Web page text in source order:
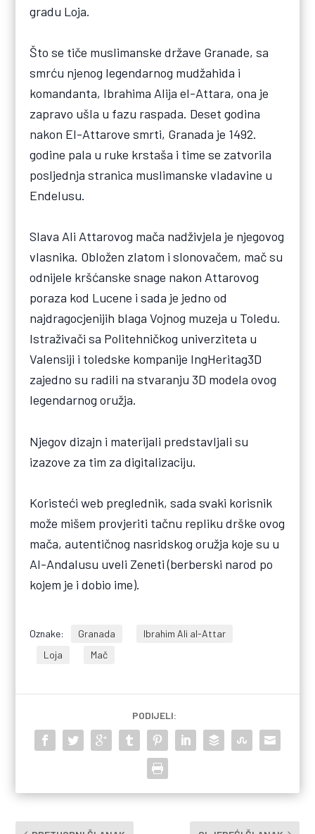
gradu Loja.
Što se tiče muslimanske države Granade, sa
smrću njenog legendarnog mudžahida i
komandanta, Ibrahima Alija el-Attara, ona je
zapravo ušla u fazu raspada. Deset godina
nakon El-Attarove smrti, Granada je 1492.
godine pala u ruke krstaša i time se zatvorila
posljednja stranica muslimanske vladavine u
Endelusu.
Slava Ali Attarovog mača nadživjela je njegovog
vlasnika. Obložen zlatom i slonovačem, mač su
odnijele kršćanske snage nakon Attarovog
poraza kod Lucene i sada je jedno od
najdragocjenijih blaga Vojnog muzeja u Toledu.
Istraživači sa Politehničkog univerziteta u
Valensiji i toledske kompanije IngHeritag3D
zajedno su radili na stvaranju 3D modela ovog
legendarnog oružja.
Njegov dizajn i materijali predstavljali su
izazove za tim za digitalizaciju.
Koristeći web preglednik, sada svaki korisnik
može mišem provjeriti tačnu repliku drške ovog
mača, autentičnog nasridskog oružja koje su u
Al-Andalusu uveli Zeneti (berberski narod po
kojem je i dobio ime).
Oznake: Granada
Ibrahim Ali al-Attar
Loja
Mač
PODIJELI: